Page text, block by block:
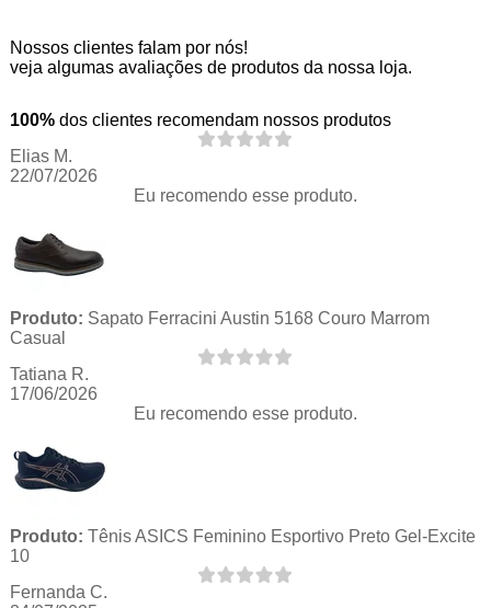
Nossos clientes falam por nós!
veja algumas avaliações de produtos da nossa loja.
100% dos clientes recomendam nossos produtos
Elias M.
22/07/2026
Eu recomendo esse produto.
Produto: Sapato Ferracini Austin 5168 Couro Marrom
Casual
Tatiana R.
17/06/2026
Eu recomendo esse produto.
Produto: Tênis ASICS Feminino Esportivo Preto Gel-Excite
10
Fernanda C.